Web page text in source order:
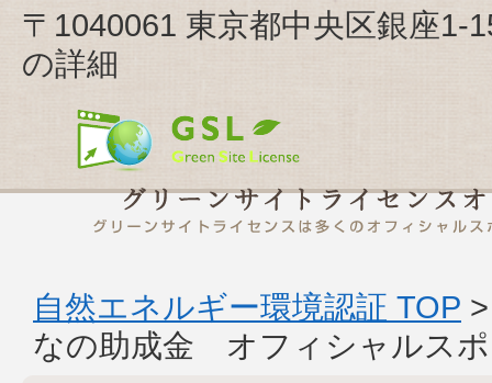
〒1040061 東京都中央区銀座1-
の詳細
自然エネルギー環境認証 TOP
なの助成金 オフィシャルス